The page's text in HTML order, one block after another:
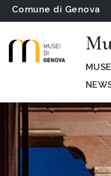
Comune di Genova